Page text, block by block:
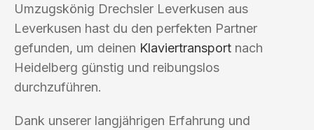
Umzugskönig Drechsler Leverkusen aus
Leverkusen hast du den perfekten Partner
gefunden, um deinen Klaviertransport nach
Heidelberg günstig und reibungslos
durchzuführen.
Dank unserer langjährigen Erfahrung und